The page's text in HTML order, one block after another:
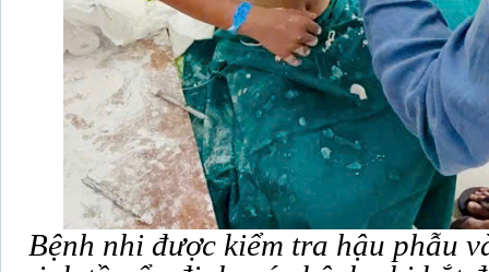
Bệnh nhi được kiểm tra hậu phẫu